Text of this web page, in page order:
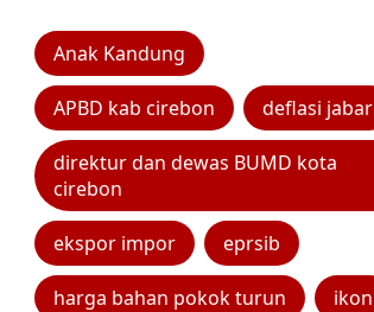
Anak Kandung
APBD kab cirebon deflasi jabar
direktur dan dewas BUMD kota
cirebon
ekspor impor eprsib
harga bahan pokok turun ikon